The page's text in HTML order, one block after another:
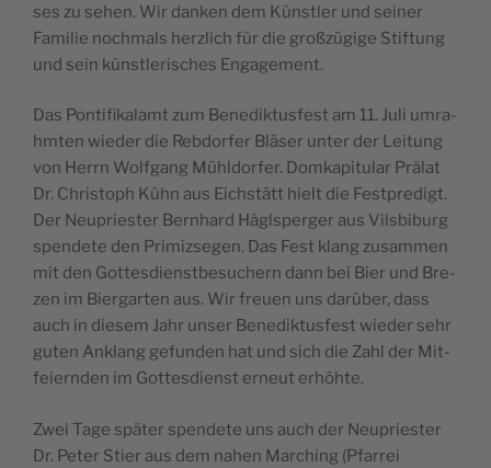
ses zu sehen. Wir dan­ken dem Kün­stler und sei­ner
Fami­lie noc­hmals herz­lich für die gro­ßzüg­ige Sti­f­tung
und sein kün­stle­ri­sc­hes Engagement.
Das Pon­tifi­ka­lamt zum Bene­dik­tu­s­fest am 11. Juli umra­
hm­ten wie­der die Reb­dor­fer Bläser unter der Lei­tung
von Herrn Wolf­gang Mühl­dor­fer. Dom­ka­pi­tu­l­ar Prälat
Dr. Chri­s­toph Kühn aus Eic­hs­tätt hielt die Fest­pre­digt.
Der Neu­pri­e­s­ter Bern­hard Hägl­sper­ger aus Vil­sbi­burg
spen­d­ete den Pri­miz­se­gen. Das Fest klang zusam­men
mit den Got­tes­di­en­st­be­suc­hern dann bei Bier und Bre­
zen im Bier­gar­ten aus. Wir fre­u­en uns darüber, dass
auch in die­sem Jahr unser Bene­dik­tu­s­fest wie­der sehr
guten Anklang gefun­den hat und sich die Zahl der Mit­
fe­i­ern­den im Got­tes­di­enst erne­ut erhöhte.
Zwei Tage später spen­d­ete uns auch der Neu­pri­e­s­ter
Dr. Peter Sti­er aus dem nahen Marc­hing (Pfa­rrei